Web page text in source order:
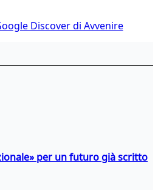
Discover di Avvenire
per un futuro già scritto